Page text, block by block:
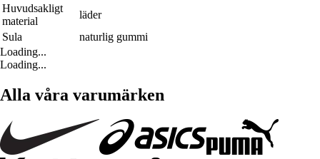
Huvudsakligt
material
läder
Sula
naturlig gummi
Loading...
Loading...
Alla våra varumärken